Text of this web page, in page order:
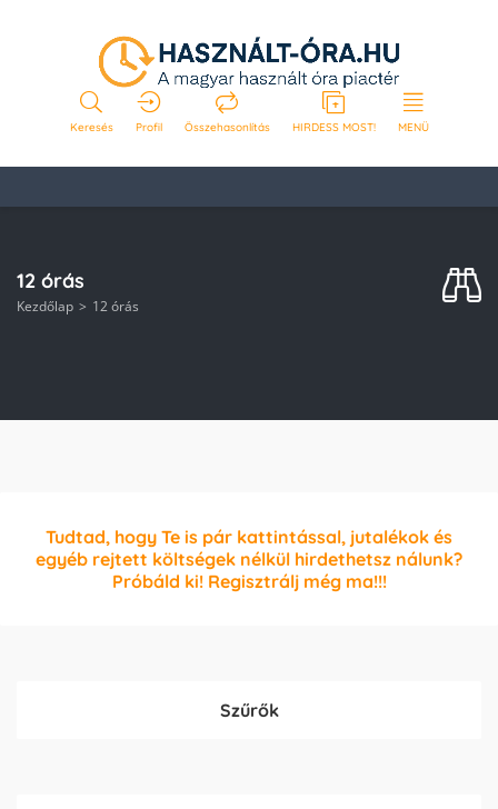
Keresés Profil Összehasonlítás HIRDESS MOST! MENÜ
12 órás
Kezdőlap 12 órás
Tudtad, hogy Te is pár kattintással, jutalékok és
egyéb rejtett költségek nélkül hirdethetsz nálunk?
Próbáld ki! Regisztrálj még ma!!!
Szűrők